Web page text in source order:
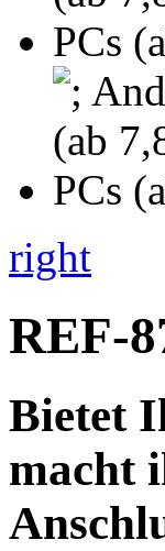
right
REF-
Bietet
macht